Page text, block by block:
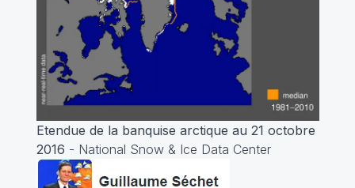
Etendue de la banquise arctique au 21 octobre
2016 - National Snow & Ice Data Center